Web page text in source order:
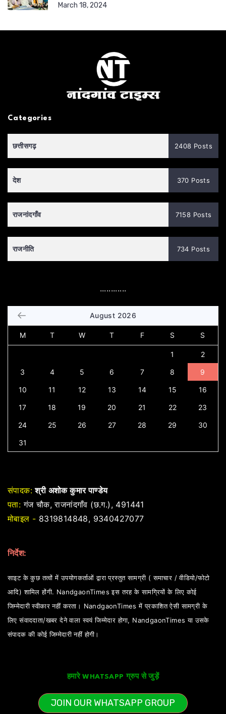
March 18, 2024
Categories
छत्तीसगढ़ 2408 Posts
देश 370 Posts
राजनांदगाँव 7158 Posts
राजनीति 734 Posts
............
August 2026
M T W T F S S
1 2
3 4 5 6 7 8 9
10 11 12 13 14 15 16
17 18 19 20 21 22 23
24 25 26 27 28 29 30
31
संपादक: श्री अशोक कुमार पाण्डेय
पता: गंज चौक, राजनांदगाँव (छ.ग.), 491441
मोबाइल - 8319814848, 9340427077
निर्देश:
साइट के कुछ तत्वों में उपयोगकर्ताओं द्वारा प्रस्तुत सामग्री ( समाचार / वीडियो/फोटो
आदि) शामिल होंगी. NandgaonTimes इस तरह के सामग्रियों के लिए कोई
जिम्मेदारी स्वीकार नहीं करता। NandgaonTimes में प्रकाशित ऐसी सामग्री के
लिए संवाददाता/खबर देने वाला स्वयं जिम्मेदार होगा, NandgaonTimes या उसके
संपादक की कोई जिम्मेदारी नहीं होगी।
हमारे WHATSAPP ग्रुप से जुड़ें
JOIN OUR WHATSAPP GROUP